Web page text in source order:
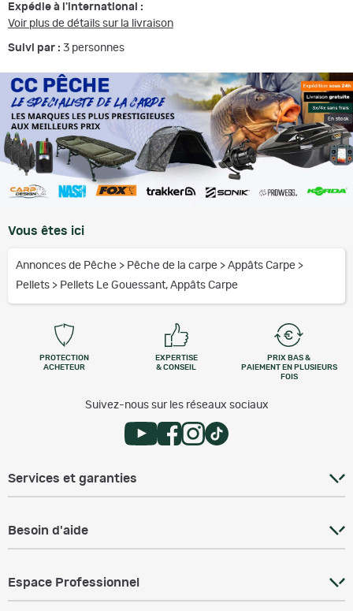
Expédie à l'international :
Voir plus de détails sur la livraison
Suivi par : 3 personnes
Vous êtes ici
Annonces de Pêche > Pêche de la carpe > Appâts Carpe >
Pellets > Pellets Le Gouessant, Appâts Carpe
PROTECTION
ACHETEUR
EXPERTISE
& CONSEIL
PRIX BAS &
PAIEMENT EN PLUSIEURS
FOIS
Suivez-nous sur les réseaux sociaux
Services et garanties
Besoin d'aide
Espace Professionnel